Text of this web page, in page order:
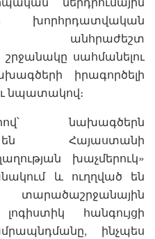
խորհրդատվական
անհրաժեշտ
շրջանակը սահմանելու
իրագործելի
նպատակով։
նախագծերն
Հայաստանի
խաչմերուկ»
և ուղղված են
հանգույցի
ինչպես